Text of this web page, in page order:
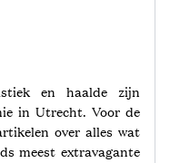
en haalde zijn
in Utrecht. Voor de
over alles wat
meest extravagante